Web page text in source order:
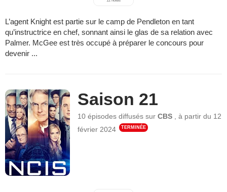
L’agent Knight est partie sur le camp de Pendleton en tant
qu’instructrice en chef, sonnant ainsi le glas de sa relation avec
Palmer. McGee est très occupé à préparer le concours pour
devenir ...
Saison 21
10 épisodes diffusés surCBS ,à partir du 12
février 2024
TERMINÉE